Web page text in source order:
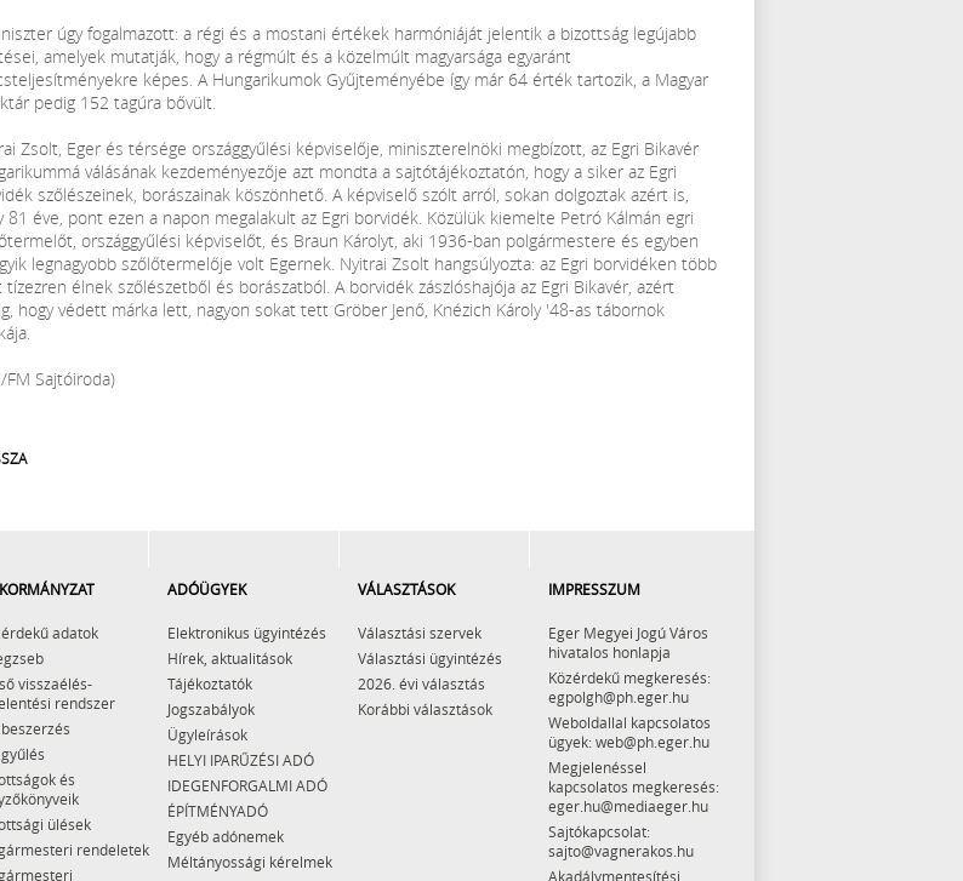
úgy fogalmazott: a régi és a mostani értékek harmóniáját jelentik a bizottság legújabb
amelyek mutatják, hogy a régmúlt és a közelmúlt magyarsága egyaránt
képes. A Hungarikumok Gyűjteményébe így már 64 érték tartozik, a Magyar
pedig 152 tagúra bővült.
Zsolt, Eger és térsége országgyűlési képviselője, miniszterelnöki megbízott, az Egri Bikavér
válásának kezdeményezője azt mondta a sajtótájékoztatón, hogy a siker az Egri
szőlészeinek, borászainak köszönhető. A képviselő szólt arról, sokan dolgoztak azért is,
81 éve, pont ezen a napon megalakult az Egri borvidék. Közülük kiemelte Petró Kálmán egri
országgyűlési képviselőt, és Braun Károlyt, aki 1936-ban polgármestere és egyben
legnagyobb szőlőtermelője volt Egernek. Nyitrai Zsolt hangsúlyozta: az Egri borvidéken több
tízezren élnek szőlészetből és borászatból. A borvidék zászlóshajója az Egri Bikavér, azért
hogy védett márka lett, nagyon sokat tett Gröber Jenő, Knézich Károly '48-as tábornok
FM Sajtóiroda)
adatok
visszaélés-
rendszer
és
ülések
rendeletek
ADÓÜGYEK
Elektronikus ügyintézés
Hírek, aktualitások
Tájékoztatók
Jogszabályok
Ügyleírások
HELYI IPARŰZÉSI ADÓ
IDEGENFORGALMI ADÓ
ÉPÍTMÉNYADÓ
Egyéb adónemek
Méltányossági kérelmek
VÁLASZTÁSOK
Választási szervek
Választási ügyintézés
2026. évi választás
Korábbi választások
IMPRESSZUM
Eger Megyei Jogú Város
hivatalos honlapja
Közérdekű megkeresés:
egpolgh@ph.eger.hu
Weboldallal kapcsolatos
ügyek: web@ph.eger.hu
Megjelenéssel
kapcsolatos megkeresés:
eger.hu@mediaeger.hu
Sajtókapcsolat:
sajto@vagnerakos.hu
Akadálymentesítési